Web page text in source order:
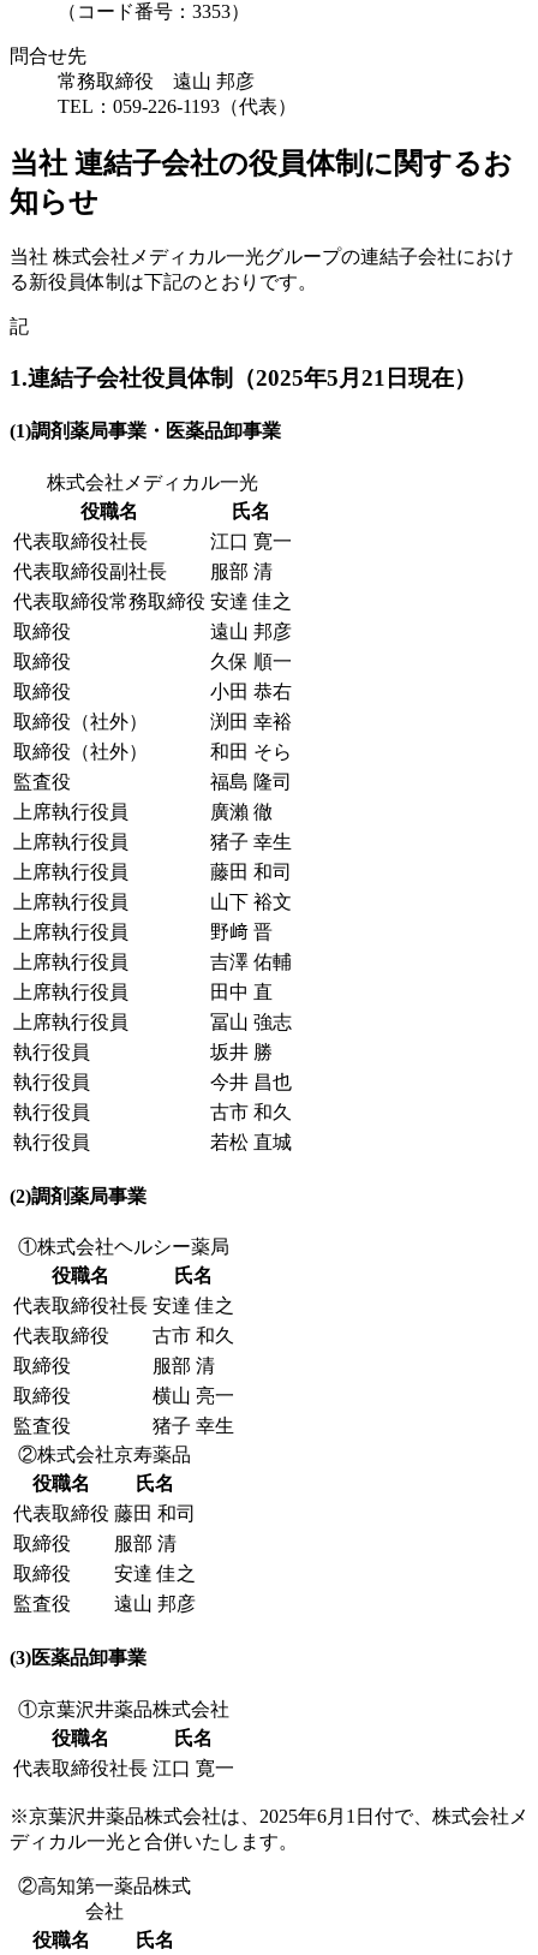
（コード番号：3353）
問合せ先
常務取締役 遠山 邦彦
TEL：059-226-1193（代表）
当社 連結子会社の役員体制に関するお
知らせ
当社 株式会社メディカル一光グループの連結子会社におけ
る新役員体制は下記のとおりです。
記
1.連結子会社役員体制（2025年5月21日現在）
(1)調剤薬局事業・医薬品卸事業
株式会社メディカル一光
役職名
氏名
代表取締役社長
江口 寛一
代表取締役副社長
服部 清
代表取締役常務取締役 安達 佳之
取締役
遠山 邦彦
取締役
久保 順一
取締役
小田 恭右
取締役（社外）
渕田 幸裕
取締役（社外）
和田 そら
監査役
福島 隆司
上席執行役員
廣瀨 徹
上席執行役員
猪子 幸生
上席執行役員
藤田 和司
上席執行役員
山下 裕文
上席執行役員
野﨑 晋
上席執行役員
吉澤 佑輔
上席執行役員
田中 直
上席執行役員
冨山 強志
執行役員
坂井 勝
執行役員
今井 昌也
執行役員
古市 和久
執行役員
若松 直城
(2)調剤薬局事業
①株式会社ヘルシー薬局
役職名
氏名
代表取締役社長 安達 佳之
代表取締役
古市 和久
取締役
服部 清
取締役
横山 亮一
監査役
猪子 幸生
②株式会社京寿薬品
役職名
氏名
代表取締役 藤田 和司
取締役
服部 清
取締役
安達 佳之
監査役
遠山 邦彦
(3)医薬品卸事業
①京葉沢井薬品株式会社
役職名
氏名
代表取締役社長 江口 寛一
※京葉沢井薬品株式会社は、2025年6月1日付で、株式会社メ
ディカル一光と合併いたします。
②高知第一薬品株式
会社
役職名
氏名